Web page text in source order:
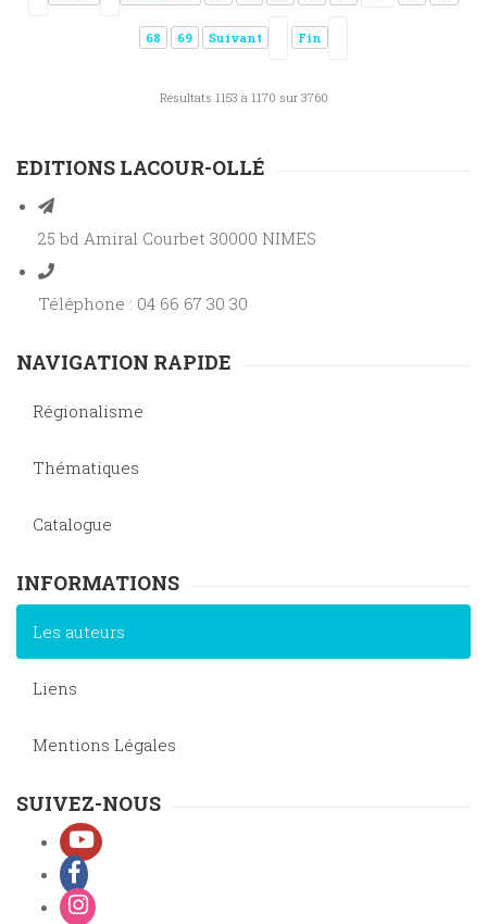
68 69 Suivant Fin
Résultats 1153 à 1170 sur 3760
EDITIONS LACOUR-OLLÉ
25 bd Amiral Courbet 30000 NIMES
Téléphone : 04 66 67 30 30
NAVIGATION RAPIDE
Régionalisme
Thématiques
Catalogue
INFORMATIONS
Les auteurs
Liens
Mentions Légales
SUIVEZ-NOUS